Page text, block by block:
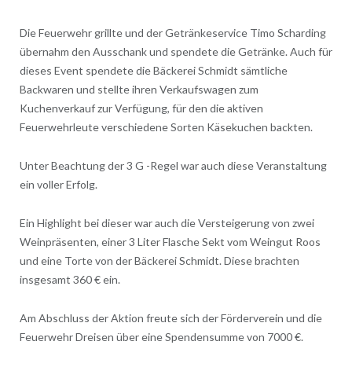
Die Feuerwehr grillte und der Getränkeservice Timo Scharding
übernahm den Ausschank und spendete die Getränke. Auch für
dieses Event spendete die Bäckerei Schmidt sämtliche
Backwaren und stellte ihren Verkaufswagen zum
Kuchenverkauf zur Verfügung, für den die aktiven
Feuerwehrleute verschiedene Sorten Käsekuchen backten.
Unter Beachtung der 3 G -Regel war auch diese Veranstaltung
ein voller Erfolg.
Ein Highlight bei dieser war auch die Versteigerung von zwei
Weinpräsenten, einer 3 Liter Flasche Sekt vom Weingut Roos
und eine Torte von der Bäckerei Schmidt. Diese brachten
insgesamt 360 € ein.
Am Abschluss der Aktion freute sich der Förderverein und die
Feuerwehr Dreisen über eine Spendensumme von 7000 €.